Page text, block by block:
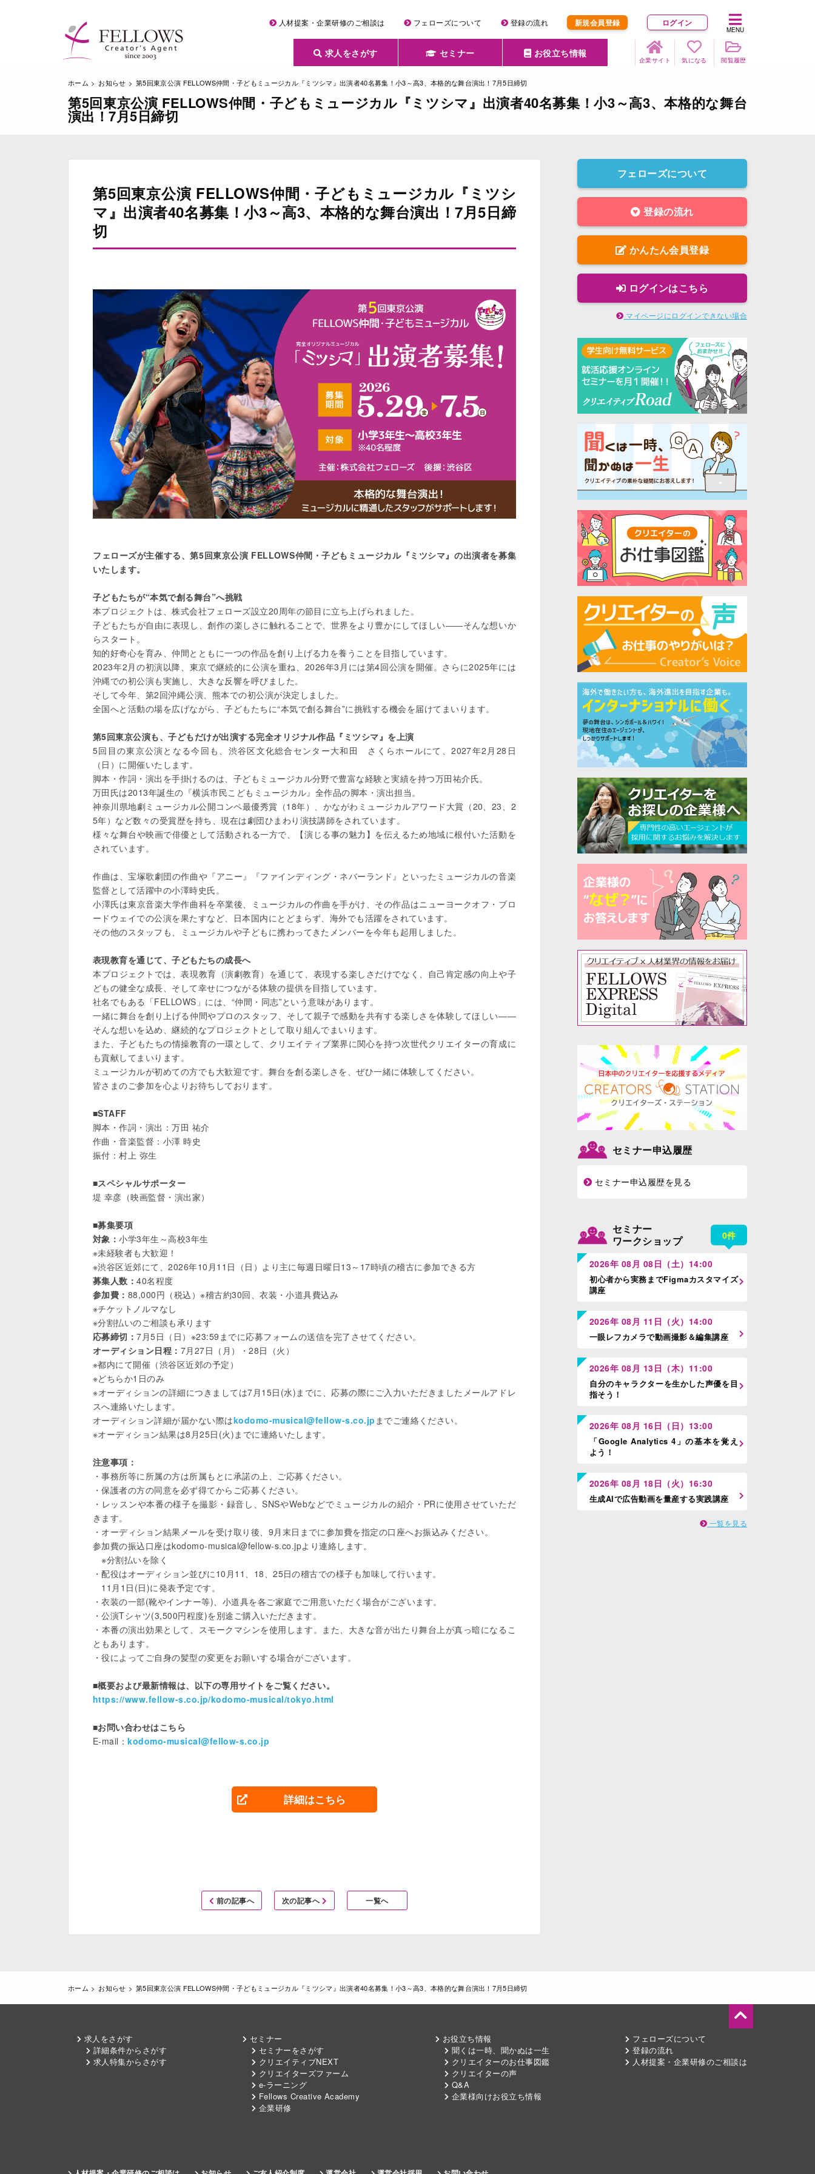
人材提案・企業研修のご相談は フェローズについて 登録の流れ 新規会員登録 ログイン
MENU
求人をさがす
詳細条件からさがす
求人特集からさがす
セミナー
セミナーをさがす
クリエイティブNEXT
クリエイターズファーム
e-ラーニング
Fellows Creative Academy
企業研修
お役立ち情報
お役立ち情報一覧
聞くは一時、聞かぬは一生
クリエイターのお仕事図鑑
クリエイターの声
Q&A
企業様向けお役立ち情報
企業サイト 気になる 閲覧履歴
ホーム お知らせ 第5回東京公演 FELLOWS仲間・子どもミュージカル『ミツシマ』出演者40名募集！小3～高3、本格的な舞台演出！7月5日締切
第5回東京公演 FELLOWS仲間・子どもミュージカル『ミツシマ』出演者40名募集！小3～高3、本格的な舞台
演出！7月5日締切
第5回東京公演 FELLOWS仲間・子どもミュージカル『ミツシ
マ』出演者40名募集！小3～高3、本格的な舞台演出！7月5日締
切
フェローズが主催する、第5回東京公演 FELLOWS仲間・子どもミュージカル『ミツシマ』の出演者を募集
いたします。
子どもたちが“本気で創る舞台”へ挑戦
本プロジェクトは、株式会社フェローズ設立20周年の節目に立ち上げられました。
子どもたちが自由に表現し、創作の楽しさに触れることで、世界をより豊かにしてほしい――そんな想いか
らスタート。
知的好奇心を育み、仲間とともに一つの作品を創り上げる力を養うことを目指しています。
2023年2月の初演以降、東京で継続的に公演を重ね、2026年3月には第4回公演を開催。さらに2025年には
沖縄での初公演も実施し、大きな反響を呼びました。
そして今年、第2回沖縄公演、熊本での初公演が決定しました。
全国へと活動の場を広げながら、子どもたちに“本気で創る舞台”に挑戦する機会を届けてまいります。
第5回東京公演も、子どもだけが出演する完全オリジナル作品『ミツシマ』を上演
5回目の東京公演となる今回も、渋谷区文化総合センター大和田　さくらホールにて、2027年2月28日
（日）に開催いたします。
脚本・作詞・演出を手掛けるのは、子どもミュージカル分野で豊富な経験と実績を持つ万田祐介氏。
万田氏は2013年誕生の『横浜市民こどもミュージカル』全作品の脚本・演出担当。
神奈川県地劇ミュージカル公開コンペ最優秀賞（18年）、かながわミュージカルアワード大賞（20、23、2
5年）など数々の受賞歴を持ち、現在は劇団ひまわり演技講師をされています。
様々な舞台や映画で俳優として活動される一方で、【演じる事の魅力】を伝えるため地域に根付いた活動を
されています。
作曲は、宝塚歌劇団の作曲や『アニー』『ファインディング・ネバーランド』といったミュージカルの音楽
監督として活躍中の小澤時史氏。
小澤氏は東京音楽大学作曲科を卒業後、ミュージカルの作曲を手がけ、その作品はニューヨークオフ・ブロ
ードウェイでの公演を果たすなど、日本国内にとどまらず、海外でも活躍をされています。
その他のスタッフも、ミュージカルや子どもに携わってきたメンバーを今年も起用しました。
表現教育を通じて、子どもたちの成長へ
本プロジェクトでは、表現教育（演劇教育）を通じて、表現する楽しさだけでなく、自己肯定感の向上や子
どもの健全な成長、そして幸せにつながる体験の提供を目指しています。
社名でもある「FELLOWS」には、“仲間・同志”という意味があります。
一緒に舞台を創り上げる仲間やプロのスタッフ、そして親子で感動を共有する楽しさを体験してほしい――
そんな想いを込め、継続的なプロジェクトとして取り組んでまいります。
また、子どもたちの情操教育の一環として、クリエイティブ業界に関心を持つ次世代クリエイターの育成に
も貢献してまいります。
ミュージカルが初めての方でも大歓迎です。舞台を創る楽しさを、ぜひ一緒に体験してください。
皆さまのご参加を心よりお待ちしております。
■STAFF
脚本・作詞・演出：万田 祐介
作曲・音楽監督：小澤 時史
振付：村上 弥生
■スペシャルサポーター
堤 幸彦（映画監督・演出家）
■募集要項
対象：小学3年生～高校3年生
※未経験者も大歓迎！
募集人数：
参加費： 88,000円（税込）※稽古約30回、衣装・小道具費込み
※チケットノルマなし
応募締切：
オーディション日程： 7月27日（月）・28日（火）
※都内にて開催（渋谷区近郊の予定）
※どちらか1日のみ
※オーディションの詳細につきましては7月15日(水)までに、応募の際にご入力いただきましたメールアドレ
スへ連絡いたします。
オーディション詳細が届かない際はkodomo-musical@fellow-s.co.jp までご連絡ください。
※オーディション結果は8月25日(火)までに連絡いたします。
注意事項：
・事務所等に所属の方は所属もとに承諾の上、ご応募ください。
・保護者の方の同意を必ず得てからご応募ください。
・レッスンや本番の様子を撮影・録音し、SNSやWebなどでミュージカルの紹介・PRに使用させていただ
きます。
・オーディション結果メールを受け取り後、9月末日までに参加費を指定の口座へお振込みください。
参加費の振込口座はkodomo-musical@fellow-s.co.jpより連絡します。
※分割払いを除く
・配役はオーディション並びに10月11、18、25日の稽古での様子も加味して行います。
11月1日(日)に発表予定です。
・衣装の一部(靴やインナー等)、小道具を各ご家庭でご用意いただく場合がございます。
・公演Tシャツ(3,500円程度)を別途ご購入いただきます。
・本番の演出効果として、スモークマシンを使用します。また、大きな音が出たり舞台上が真っ暗になるこ
ともあります。
・役によってご自身の髪型の変更をお願いする場合がございます。
■概要および最新情報は、以下の専用サイトをご覧ください。
https://www.fellow-s.co.jp/kodomo-musical/tokyo.html
■お問い合わせはこちら
E-mail：kodomo-musical@fellow-s.co.jp
詳細はこちら
前の記事へ 次の記事へ 一覧へ
フェローズについて
登録の流れ
かんたん会員登録
ログインはこちら
マイページにログインできない場合
セミナー申込履歴
セミナー申込履歴を見る
セミナー
ワークショップ
0件
2026年 08月 08日（土）14:00
初心者から実務までFigmaカスタマイズ
講座
2026年 08月 11日（火）14:00
一眼レフカメラで動画撮影＆編集講座
2026年 08月 13日（木）11:00
自分のキャラクターを生かした声優を目
指そう！
2026年 08月 16日（日）13:00
「Google Analytics 4」の基本を覚え
よう！
2026年 08月 18日（火）16:30
生成AIで広告動画を量産する実践講座
一覧を見る
ホーム お知らせ 第5回東京公演 FELLOWS仲間・子どもミュージカル『ミツシマ』出演者40名募集！小3～高3、本格的な舞台演出！7月5日締切
求人をさがす
詳細条件からさがす
求人特集からさがす
セミナー
セミナーをさがす
クリエイティブNEXT
クリエイターズファーム
e-ラーニング
Fellows Creative Academy
企業研修
お役立ち情報
聞くは一時、聞かぬは一生
クリエイターのお仕事図鑑
クリエイターの声
Q&A
企業様向けお役立ち情報
フェローズについて
登録の流れ
人材提案・企業研修のご相談は